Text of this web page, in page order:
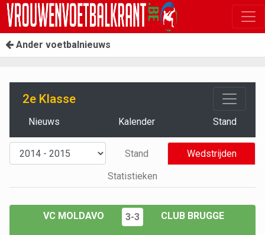
Ander voetbalnieuws
2e Klasse
Nieuws Kalender Stand
Stand
Wedstrijden
Statistieken
VC MOLDAVO 3-3 CLUB BRUGGE